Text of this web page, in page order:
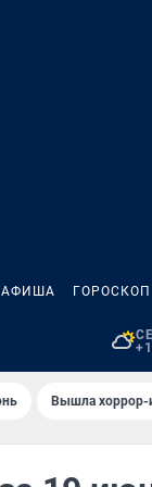
АФИША ГОРОСКОП
Вышла хоррор-